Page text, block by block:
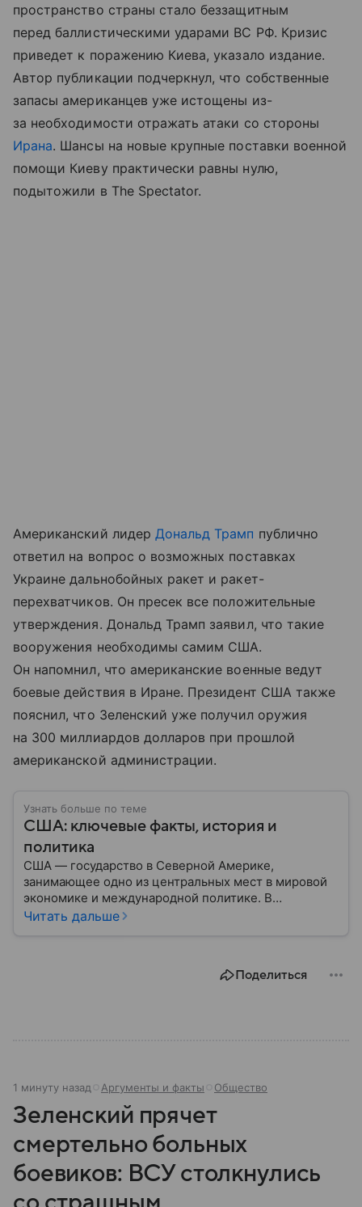
пространство страны стало беззащитным
перед баллистическими ударами ВС РФ. Кризис
приведет к поражению Киева, указало издание.
Автор публикации подчеркнул, что собственные
запасы американцев уже истощены из-
за необходимости отражать атаки со стороны
Ирана. Шансы на новые крупные поставки военной
помощи Киеву практически равны нулю,
подытожили в The Spectator.
Американский лидер Дональд Трамп публично
ответил на вопрос о возможных поставках
Украине дальнобойных ракет и ракет-
перехватчиков. Он пресек все положительные
утверждения. Дональд Трамп заявил, что такие
вооружения необходимы самим США.
Он напомнил, что американские военные ведут
боевые действия в Иране. Президент США также
пояснил, что Зеленский уже получил оружия
на 300 миллиардов долларов при прошлой
американской администрации.
Узнать больше по теме
США: ключевые факты, история и
политика
США — государство в Северной Америке,
занимающее одно из центральных мест в мировой
экономике и международной политике. В
материале — основные сведения об этой стране.
Читать дальше
Поделиться
1 минуту назад Аргументы и факты Общество
Зеленский прячет
смертельно больных
боевиков: ВСУ столкнулись